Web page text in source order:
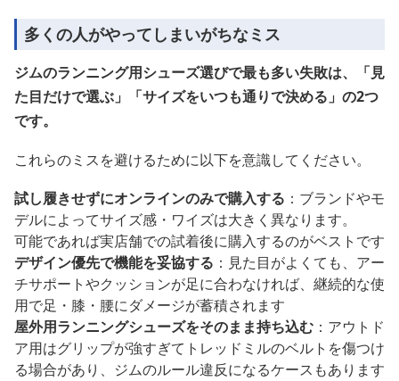
多くの人がやってしまいがちなミス
ジムのランニング用シューズ選びで最も多い失敗は、「見
た目だけで選ぶ」「サイズをいつも通りで決める」の2つ
です。
これらのミスを避けるために以下を意識してください。
試し履きせずにオンラインのみで購入する ：ブランドやモ
デルによってサイズ感・ワイズは大きく異なります。
可能であれば実店舗での試着後に購入するのがベストです
デザイン優先で機能を妥協する ：見た目がよくても、アー
チサポートやクッションが足に合わなければ、継続的な使
用で足・膝・腰にダメージが蓄積されます
屋外用ランニングシューズをそのまま持ち込む ：アウトド
ア用はグリップが強すぎてトレッドミルのベルトを傷つけ
る場合があり、ジムのルール違反になるケースもあります